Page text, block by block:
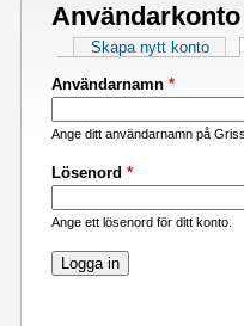
Användarkonto
Primära flikar
Skapa nytt konto
Användarnamn *
Ange ditt användarnamn på
Lösenord *
Ange ett lösenord för ditt konto.